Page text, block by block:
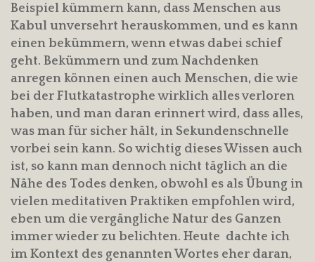
Beispiel kümmern kann, dass Menschen aus
Kabul unversehrt herauskommen, und es kann
einen bekümmern, wenn etwas dabei schief
geht. Bekümmern und zum Nachdenken
anregen können einen auch Menschen, die wie
bei der Flutkatastrophe wirklich alles verloren
haben, und man daran erinnert wird, dass alles,
was man für sicher hält, in Sekundenschnelle
vorbei sein kann. So wichtig dieses Wissen auch
ist, so kann man dennoch nicht täglich an die
Nähe des Todes denken, obwohl es als Übung in
vielen meditativen Praktiken empfohlen wird,
eben um die vergängliche Natur des Ganzen
immer wieder zu belichten. Heute dachte ich
im Kontext des genannten Wortes eher daran,